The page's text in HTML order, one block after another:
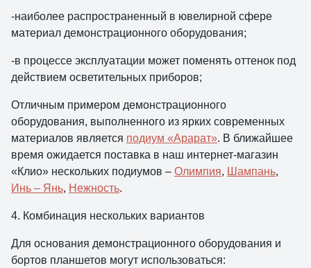
-наиболее распространенный в ювелирной сфере
материал демонстрационного оборудования;
-в процессе эксплуатации может поменять оттенок под
действием осветительных приборов;
Отличным примером демонстрационного
оборудования, выполненного из ярких современных
материалов является подиум «Арарат». В ближайшее
время ожидается поставка в наш интернет-магазин
«Клио» нескольких подиумов – Олимпия, Шампань,
Инь – Янь, Нежность.
4. Комбинация нескольких вариантов
Для основания демонстрационного оборудования и
бортов планшетов могут использоваться: